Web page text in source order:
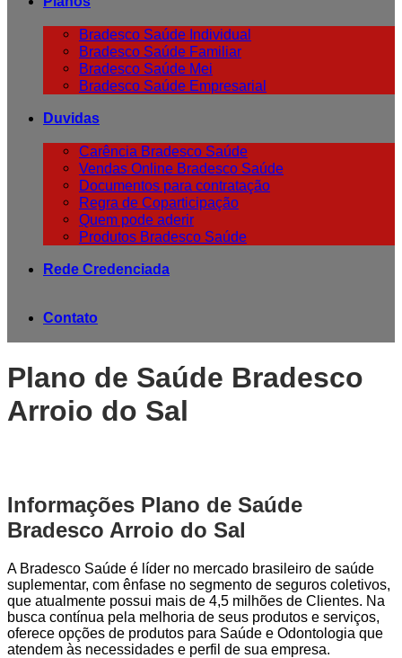
Bradesco Saúde Individual
Bradesco Saúde Familiar
Bradesco Saúde Mei
Bradesco Saúde Empresarial
Duvidas
Carência Bradesco Saúde
Vendas Online Bradesco Saúde
Documentos para contratação
Regra de Coparticipação
Quem pode aderir
Produtos Bradesco Saúde
Rede Credenciada
Contato
Plano de Saúde Bradesco
Arroio do Sal
Informações Plano de Saúde
Bradesco Arroio do Sal
A Bradesco Saúde é líder no mercado brasileiro de saúde
suplementar, com ênfase no segmento de seguros coletivos,
que atualmente possui mais de 4,5 milhões de Clientes. Na
busca contínua pela melhoria de seus produtos e serviços,
oferece opções de produtos para Saúde e Odontologia que
atendem às necessidades e perfil de sua empresa.